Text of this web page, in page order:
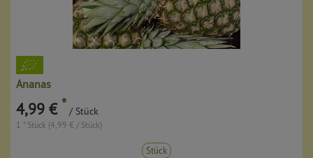
Ananas
4,99 € * / Stück
1 * Stück (4,99 € / Stück)
Stück